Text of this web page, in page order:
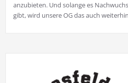
anzubieten. Und solange es
gibt, wird unsere OG das auch